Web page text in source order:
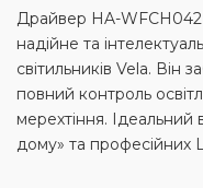
Драйвер HA-
надійне та
світильників Vela. Він
повний контроль
мерехтіння. Ідеальний
дому» та професійних